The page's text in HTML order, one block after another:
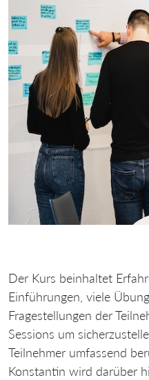
Der Kurs beinhaltet
Einführungen, viele
Fragestellungen der
Sessions um
Teilnehmer umfassend
Konstantin wird darüber